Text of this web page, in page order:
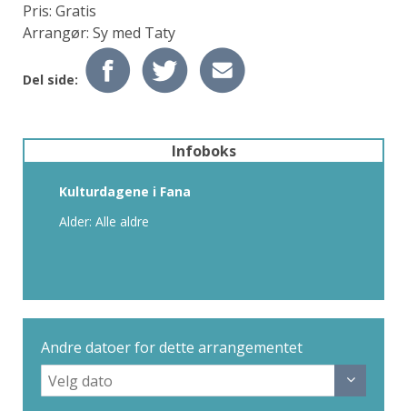
Pris: Gratis
Arrangør: Sy med Taty
Del side:
Infoboks
Kulturdagene i Fana
Alder: Alle aldre
Andre datoer for dette arrangementet